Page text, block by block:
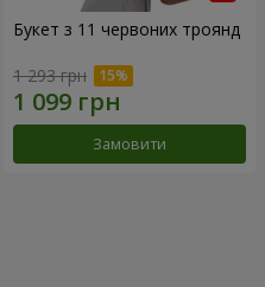
Букет з 11 червоних троянд
1 293 грн
Замовити